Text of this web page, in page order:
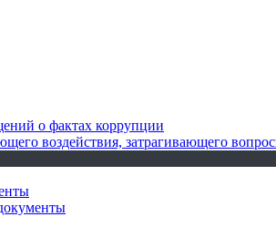
о фактах коррупции
воздействия, затрагивающего